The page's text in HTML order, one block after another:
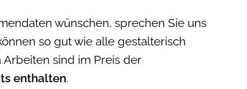
wünschen, sprechen Sie uns
so gut wie alle gestalterisch
sind im Preis der
enthalten.